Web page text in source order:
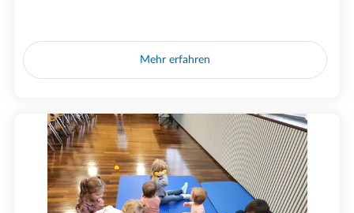
Mehr erfahren